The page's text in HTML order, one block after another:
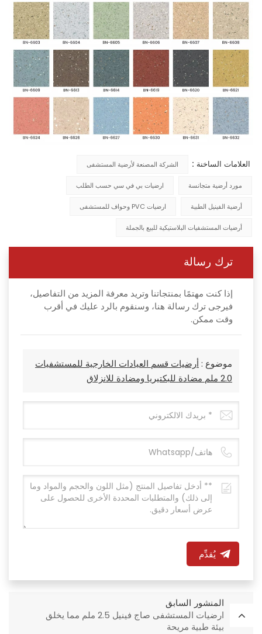
العلامات الساخنة : الشركة المصنعة لأرضية المستشفى
مورد أرضية متجانسة ارضيات بي في سي حسب الطلب
أرضية الفينيل الطبية ارضيات PVC وحواف للمستشفى
أرضيات المستشفيات البلاستيكية للبيع بالجملة
ترك رسالة
إذا كنت مهتمًا بمنتجاتنا وتريد معرفة المزيد من التفاصيل،
فيرجى ترك رسالة هنا، وسنقوم بالرد عليك في أقرب
وقت ممكن.
موضوع :أرضيات قسم العيادات الخارجية للمستشفيات
2.0 ملم مضادة للبكتيريا ومضادة للانزلاق
يُقدِّم
المنشور السابق
ارضيات المستشفى صاج فينيل 2.5 ملم مما يخلق
بيئة طبية مريحة